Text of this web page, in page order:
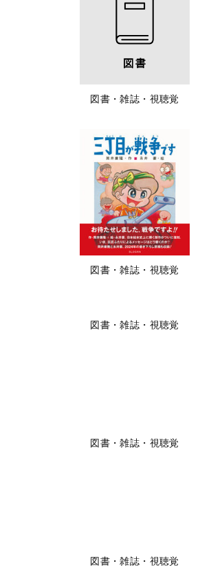
図書・雑誌・視聴覚
図書・雑誌・視聴覚
図書・雑誌・視聴覚
図書・雑誌・視聴覚
図書・雑誌・視聴覚